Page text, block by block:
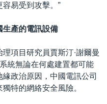
易受到攻擊。”
生產的電訊設備
項目研究員賈斯汀·謝爾曼
統無論在何處建置都可能
政治原因，中國電訊公司
特的網絡安全風險。